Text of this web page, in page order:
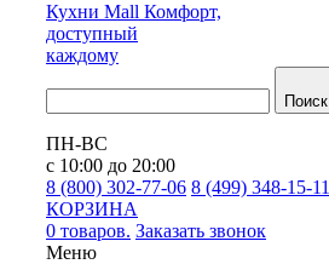
Кухни Mall Комфорт,
доступный
каждому
Поиск
ПН-ВС
с 10:00 до 20:00
8 (800) 302-77-06 8 (499) 348-15-11
КОРЗИНА
0 товаров. Заказать звонок
Меню